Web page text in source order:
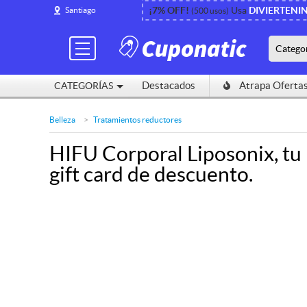
Santiago ¡7% OFF! (500 usos) Usa
CATEGORÍAS Destacados Atrapa Ofertas
Belleza Tratamientos reductores
HIFU Corporal Liposonix,
gift card de descuento.
Santiago ¡7% OFF! (500 usos) Usa
CATEGORÍAS Destacados Atrapa Ofertas